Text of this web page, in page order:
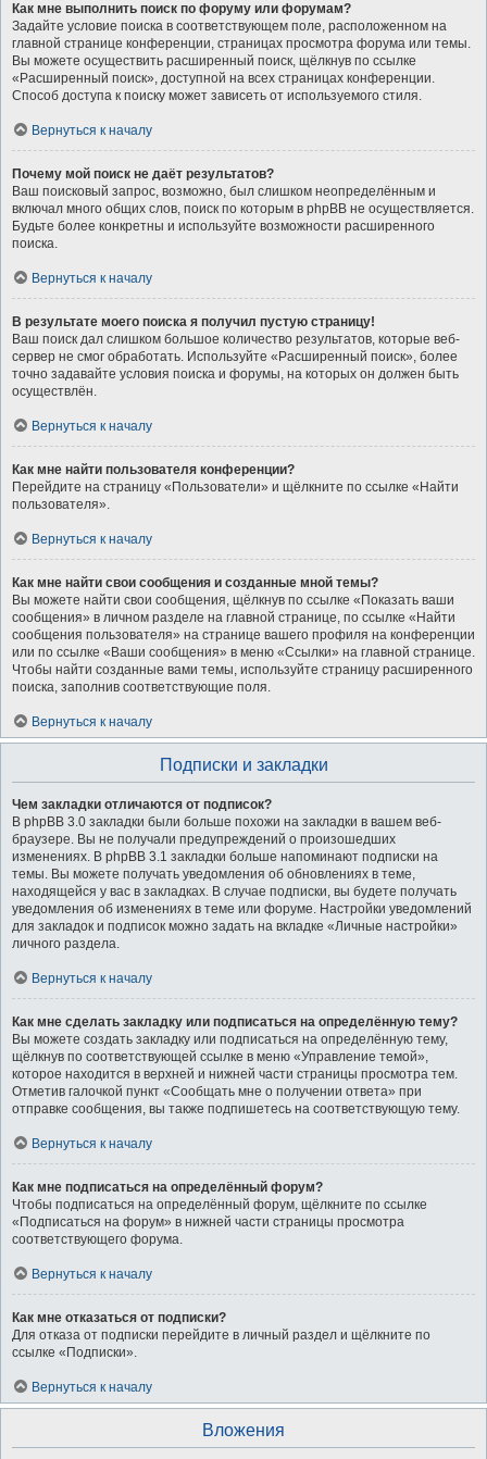
Как мне выполнить поиск по форуму или форумам?
Задайте условие поиска в соответствующем поле, расположенном на
главной странице конференции, страницах просмотра форума или темы.
Вы можете осуществить расширенный поиск, щёлкнув по ссылке
«Расширенный поиск», доступной на всех страницах конференции.
Способ доступа к поиску может зависеть от используемого стиля.
Вернуться к началу
Почему мой поиск не даёт результатов?
Ваш поисковый запрос, возможно, был слишком неопределённым и
включал много общих слов, поиск по которым в phpBB не осуществляется.
Будьте более конкретны и используйте возможности расширенного
поиска.
Вернуться к началу
В результате моего поиска я получил пустую страницу!
Ваш поиск дал слишком большое количество результатов, которые веб-
сервер не смог обработать. Используйте «Расширенный поиск», более
точно задавайте условия поиска и форумы, на которых он должен быть
осуществлён.
Вернуться к началу
Как мне найти пользователя конференции?
Перейдите на страницу «Пользователи» и щёлкните по ссылке «Найти
пользователя».
Вернуться к началу
Как мне найти свои сообщения и созданные мной темы?
Вы можете найти свои сообщения, щёлкнув по ссылке «Показать ваши
сообщения» в личном разделе на главной странице, по ссылке «Найти
сообщения пользователя» на странице вашего профиля на конференции
или по ссылке «Ваши сообщения» в меню «Ссылки» на главной странице.
Чтобы найти созданные вами темы, используйте страницу расширенного
поиска, заполнив соответствующие поля.
Вернуться к началу
Подписки и закладки
Чем закладки отличаются от подписок?
В phpBB 3.0 закладки были больше похожи на закладки в вашем веб-
браузере. Вы не получали предупреждений о произошедших
изменениях. В phpBB 3.1 закладки больше напоминают подписки на
темы. Вы можете получать уведомления об обновлениях в теме,
находящейся у вас в закладках. В случае подписки, вы будете получать
уведомления об изменениях в теме или форуме. Настройки уведомлений
для закладок и подписок можно задать на вкладке «Личные настройки»
личного раздела.
Вернуться к началу
Как мне сделать закладку или подписаться на определённую тему?
Вы можете создать закладку или подписаться на определённую тему,
щёлкнув по соответствующей ссылке в меню «Управление темой»,
которое находится в верхней и нижней части страницы просмотра тем.
Отметив галочкой пункт «Сообщать мне о получении ответа» при
отправке сообщения, вы также подпишетесь на соответствующую тему.
Вернуться к началу
Как мне подписаться на определённый форум?
Чтобы подписаться на определённый форум, щёлкните по ссылке
«Подписаться на форум» в нижней части страницы просмотра
соответствующего форума.
Вернуться к началу
Как мне отказаться от подписки?
Для отказа от подписки перейдите в личный раздел и щёлкните по
ссылке «Подписки».
Вернуться к началу
Вложения